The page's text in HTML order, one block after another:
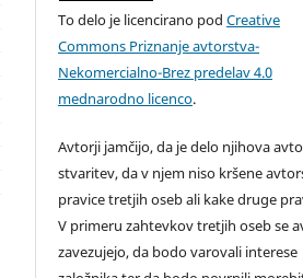
To delo je licencirano podCreative
Commons Priznanje avtorstva-
Nekomercialno-Brez predelav 4.0
mednarodno licenco.
Avtorji jamčijo, da je delo njihova
stvaritev, da v njem niso kršene
pravice tretjih oseb ali kake druge
V primeru zahtevkov tretjih oseb se
zavezujejo, da bodo varovali interese